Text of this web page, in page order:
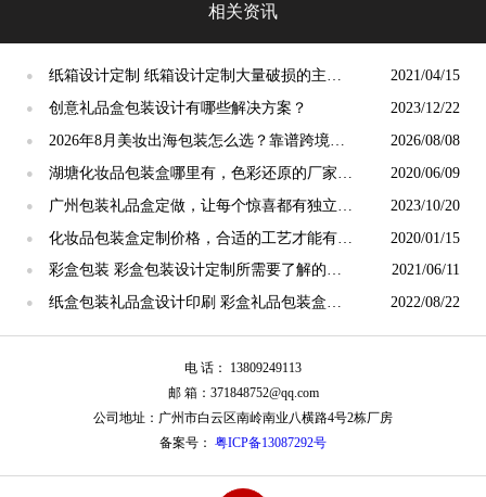
相关资讯
●
纸箱设计定制 纸箱设计定制大量破损的主要
原因[吉彩四方]
2021/04/15
● 创意礼品盒包装设计有哪些解决方案？ 2023/12/22
●
2026年8月美妆出海包装怎么选？靠谱跨境化
妆品盒定制工厂推荐
2026/08/08
●
湖塘化妆品包装盒哪里有，色彩还原的厂家更
值得选择[吉彩四方]
2020/06/09
●
广州包装礼品盒定做，让每个惊喜都有独立身
份！[吉彩四方]
2023/10/20
●
化妆品包装盒定制价格，合适的工艺才能有合
理的价格[吉彩四方]
2020/01/15
●
彩盒包装 彩盒包装设计定制所需要了解的注
意点 [吉彩四方]包装厂家
2021/06/11
●
纸盒包装礼品盒设计印刷 彩盒礼品包装盒子
定制[吉彩四方]
2022/08/22
电 话： 13809249113
邮 箱：371848752@qq.com
公司地址：广州市白云区南岭南业八横路4号2栋厂房
备案号： 粤ICP备13087292号